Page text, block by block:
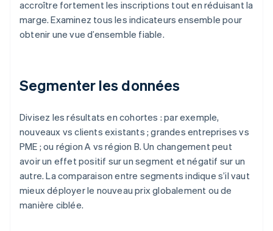
accroître fortement les inscriptions tout en réduisant la
marge. Examinez tous les indicateurs ensemble pour
obtenir une vue d’ensemble fiable.
Segmenter les données
Divisez les résultats en cohortes : par exemple,
nouveaux vs clients existants ; grandes entreprises vs
PME ; ou région A vs région B. Un changement peut
avoir un effet positif sur un segment et négatif sur un
autre. La comparaison entre segments indique s’il vaut
mieux déployer le nouveau prix globalement ou de
manière ciblée.